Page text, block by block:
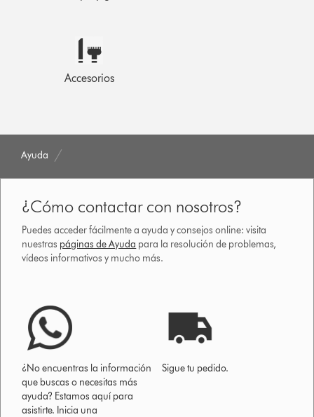
Accesorios
Ayuda
¿Cómo contactar con nosotros?
Puedes acceder fácilmente a ayuda y consejos online: visita
nuestras páginas de Ayuda para la resolución de problemas,
vídeos informativos y mucho más.
¿No encuentras la información
que buscas o necesitas más
ayuda? Estamos aquí para
asistirte. Inicia una
Sigue tu pedido.